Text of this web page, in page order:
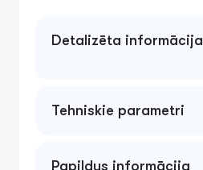
Detalizēta informācija
Tehniskie parametri
Papildus informācija